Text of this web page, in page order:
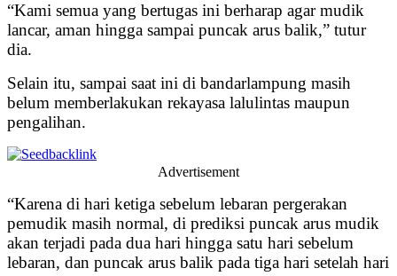
“Kami semua yang bertugas ini berharap agar mudik
lancar, aman hingga sampai puncak arus balik,” tutur
dia.
Selain itu, sampai saat ini di bandarlampung masih
belum memberlakukan rekayasa lalulintas maupun
pengalihan.
Advertisement
“Karena di hari ketiga sebelum lebaran pergerakan
pemudik masih normal, di prediksi puncak arus mudik
akan terjadi pada dua hari hingga satu hari sebelum
lebaran, dan puncak arus balik pada tiga hari setelah hari